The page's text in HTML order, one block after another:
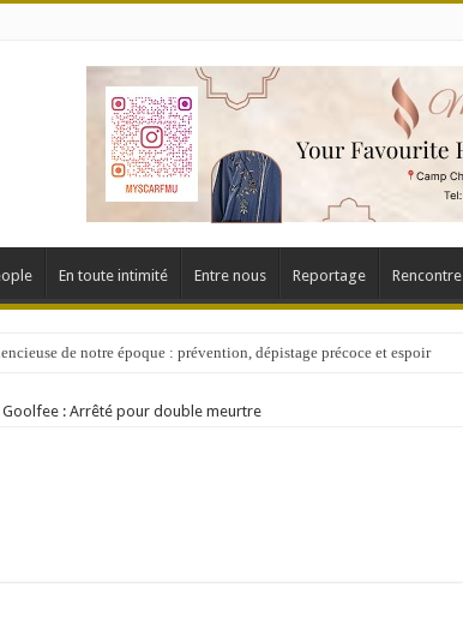
En toute intimité Entre nous Reportage Rencontre
de notre époque : prévention, dépistage précoce et espoir
Goolfee : Arrêté pour double meurtre